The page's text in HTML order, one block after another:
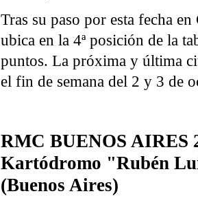
Tras su paso por esta fecha
ubica en la 4ª posición de la
puntos. La próxima y última
el fin de semana del 2 y 3 de
RMC BUENOS AIRES
Kartódromo "Rubén
(Buenos Aires)